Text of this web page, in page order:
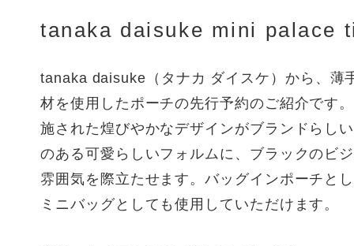
tanaka daisuke mini palace
tanaka daisuke（タナカ ダイスケ）から、薄
材を使用したポーチの先行予約のご紹介です
施された煌びやかなデザインがブランドらし
のある可愛らしいフォルムに、ブラックのビ
雰囲気を際立たせます。バッグインポーチと
ミニバッグとしても使用していただけます。